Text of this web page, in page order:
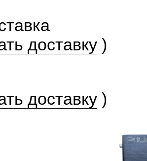
доставку )
доставку )